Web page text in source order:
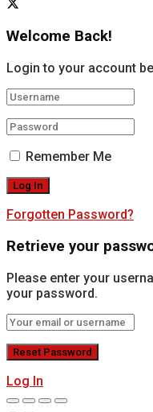
Welcome Back!
Login to your account
Remember Me
Forgotten Password?
Retrieve your
Please enter your
your password.
Log In